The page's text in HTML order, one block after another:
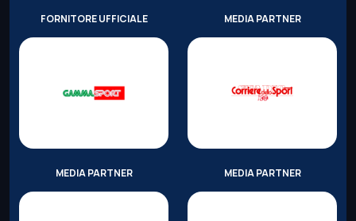
FORNITORE UFFICIALE MEDIA PARTNER
MEDIA PARTNER MEDIA PARTNER